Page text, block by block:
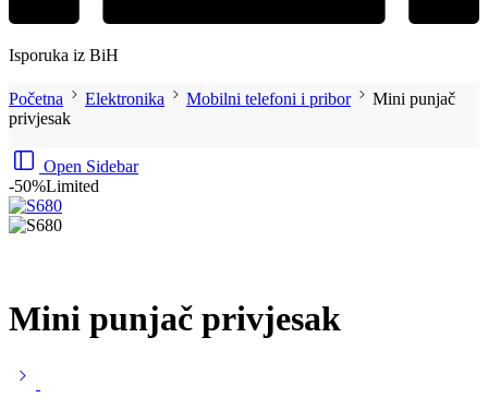
Isporuka iz BiH
Početna Elektronika Mobilni telefoni i pribor
Mini punjač
privjesak
Open Sidebar
-50%Limited
Mini punjač privjesak